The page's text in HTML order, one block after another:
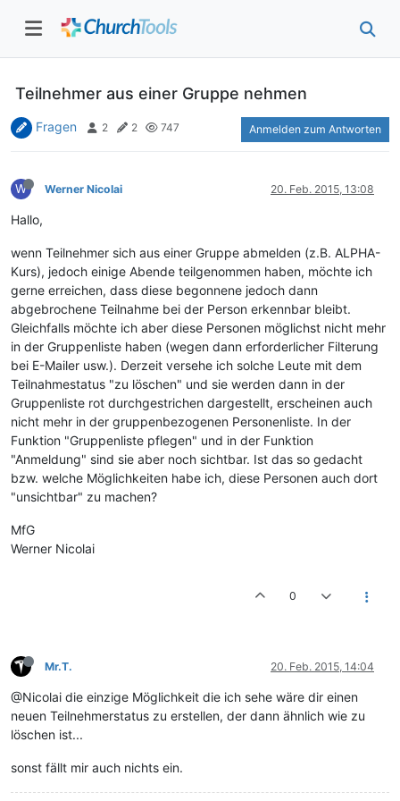
Teilnehmer aus einer Gruppe nehmen
Fragen 2 2 747 Anmelden zum Antworten
W Werner Nicolai 20. Feb. 2015, 13:08
Hallo,
wenn Teilnehmer sich aus einer Gruppe abmelden (z.B. ALPHA-
Kurs), jedoch einige Abende teilgenommen haben, möchte ich
gerne erreichen, dass diese begonnene jedoch dann
abgebrochene Teilnahme bei der Person erkennbar bleibt.
Gleichfalls möchte ich aber diese Personen möglichst nicht mehr
in der Gruppenliste haben (wegen dann erforderlicher Filterung
bei E-Mailer usw.). Derzeit versehe ich solche Leute mit dem
Teilnahmestatus "zu löschen" und sie werden dann in der
Gruppenliste rot durchgestrichen dargestellt, erscheinen auch
nicht mehr in der gruppenbezogenen Personenliste. In der
Funktion "Gruppenliste pflegen" und in der Funktion
"Anmeldung" sind sie aber noch sichtbar. Ist das so gedacht
bzw. welche Möglichkeiten habe ich, diese Personen auch dort
"unsichtbar" zu machen?
MfG
Werner Nicolai
0
Mr.T. 20. Feb. 2015, 14:04
@Nicolai die einzige Möglichkeit die ich sehe wäre dir einen
neuen Teilnehmerstatus zu erstellen, der dann ähnlich wie zu
löschen ist...
sonst fällt mir auch nichts ein.